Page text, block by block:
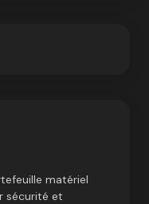
matériel
sécurité et